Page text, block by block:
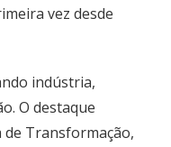
vez desde
indústria,
O destaque
Transformação,